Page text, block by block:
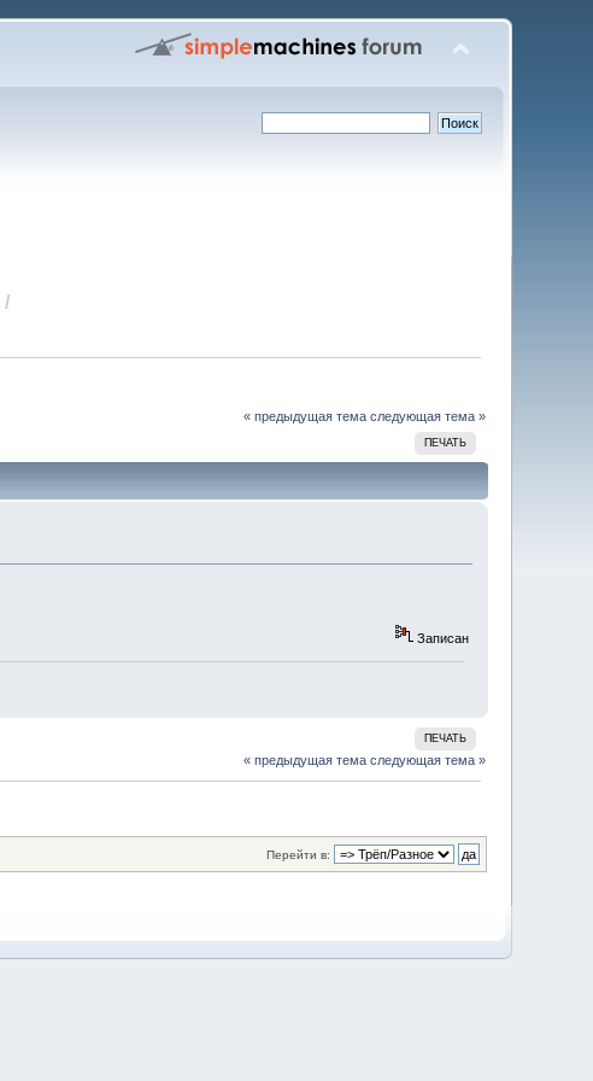
/
« предыдущая тема следующая тема »
ПЕЧАТЬ
Записан
ПЕЧАТЬ
« предыдущая тема следующая тема »
Перейти в: